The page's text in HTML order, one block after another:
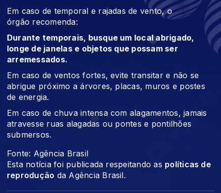
Em caso de temporal e rajadas de vento, o
órgão recomenda:
Durante temporais, busque um local abrigado,
longe de janelas e objetos que possam ser
arremessados.
Em caso de ventos fortes, evite transitar e não se
abrigue próximo a árvores, placas, muros e postes
de energia.
Em caso de chuva intensa com alagamentos, jamais
atravesse ruas alagadas ou pontes e pontilhões
submersos.
Fonte: Agência Brasil
Esta notícia foi publicada respeitando as políticas de
reprodução da Agência Brasil.